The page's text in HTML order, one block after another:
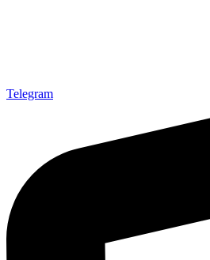
Telegram